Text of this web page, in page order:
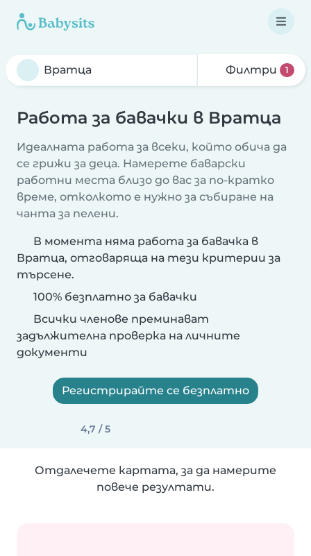
Филтри 1
Работа за бавачки в Вратца
Идеалната работа за всеки, който обича да
се грижи за деца. Намерете баварски
работни места близо до вас за по-кратко
време, отколкото е нужно за събиране на
чанта за пелени.
В момента няма работа за бавачка в
Вратца, отговаряща на тези критерии за
търсене.
100% безплатно за бавачки
Всички членове преминават
задължителна проверка на личните
документи
Регистрирайте се безплатно
4,7 / 5
Отдалечете картата, за да намерите
повече резултати.